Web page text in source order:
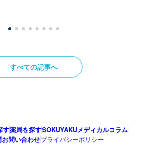
すべての記事へ
す薬局を探すSOKUYAKUメディカルコラム
お問い合わせプライバシーポリシー